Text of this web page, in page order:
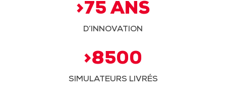
>75 ANS
D’INNOVATION
>8500
SIMULATEURS LIVRÉS